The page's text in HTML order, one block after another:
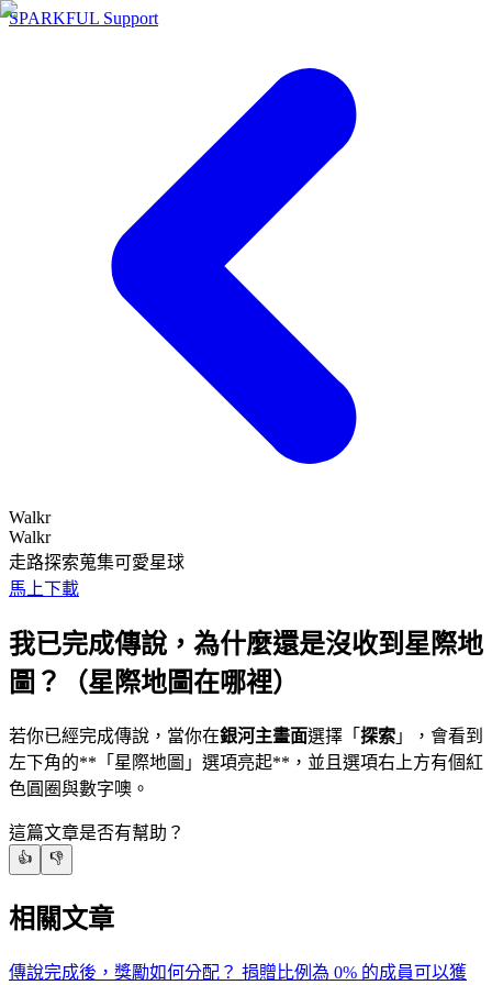
SPARKFUL Support
Walkr
Walkr
走路探索蒐集可愛星球
馬上下載
我已完成傳說，為什麼還是沒收到星際地
圖？（星際地圖在哪裡）
若你已經完成傳說，當你在銀河主畫面選擇「 探索 」，會看到
左下角的**「星際地圖」選項亮起**，並且選項右上方有個紅
色圓圈與數字噢。
這篇文章是否有幫助？
👍 👎
相關文章
傳說完成後，獎勵如何分配？ 捐贈比例為 0% 的成員可以獲